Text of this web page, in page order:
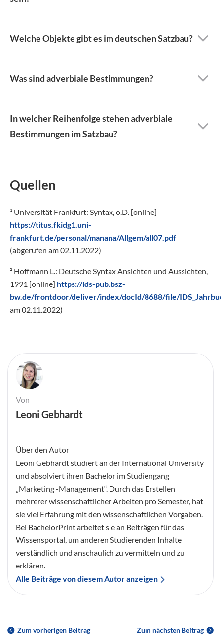
Welche Objekte gibt es im deutschen Satzbau?
Was sind adverbiale Bestimmungen?
In welcher Reihenfolge stehen adverbiale
Bestimmungen im Satzbau?
Quellen
¹ Universität Frankfurt: Syntax, o.D. [online]
https://titus.fkidg1.uni-
frankfurt.de/personal/manana/Allgem/all07.pdf
(abgerufen am 02.11.2022)
² Hoffmann L.: Deutsche Syntax Ansichten und Aussichten,
1991 [online] https://ids-pub.bsz-
bw.de/frontdoor/deliver/index/docId/8688/file/
am 02.11.2022)
Von
Leoni Gebhardt
Über den Autor
Leoni Gebhardt studiert an der International University
und absolviert ihren Bachelor im Studiengang
„Marketing -Management“. Durch das Erstellen
mehrerer wissenschaftlicher Arbeiten pro Semester, hat
sie viel Erfahrung mit den wissenschaftlichen Vorgaben.
Bei BachelorPrint arbeitet sie an Beiträgen für das
Wissensportal, um anderen Studierenden Inhalte
verständlich und anschaulich zu vermitteln und zu
erklären.
Alle Beiträge von diesem Autor anzeigen
Zum vorherigen Beitrag Zum nächsten Beitrag